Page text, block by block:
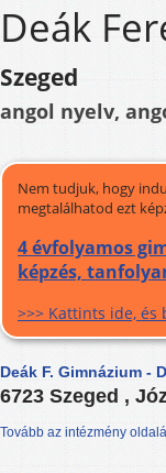
Deák
Szeged
angol nyelv,
Nem tudjuk, hogy
megtalálhatod ezt
4 évfolyamos
képzés,
>>> Kattints ide, és
Deák F. Gimnázium -
6723 Szeged ,
Tovább az intézmény